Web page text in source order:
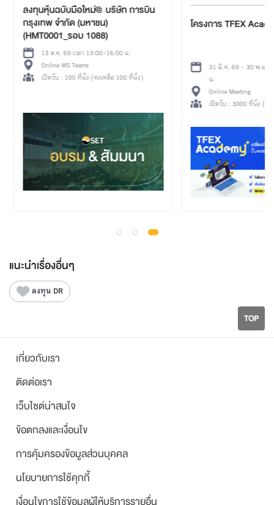
โครงการ TFEX
31 มี.ค. 69 - 30 พ.ย.
น.
Online Meeting
เปิดรับ : 3000 ที่นั่ง (ค
ลงทุนหุ้นฉบับมือใหม่@ บริษัท การบิน
กรุงเทพ จำกัด (มหาชน)
(HMT0001_รอบ 1088)
13 ส.ค. 69 เวลา 13:00-16:00 น.
Online MS Teams
เปิดรับ : 100 ที่นั่ง (คงเหลือ 100 ที่นั่ง)
แนะนำเรื่องอื่นๆ
ลงทุน DR
TOP
เกี่ยวกับเรา
ติดต่อเรา
เว็บไซต์น่าสนใจ
ข้อตกลงและเงื่อนไข
การคุ้มครองข้อมูลส่วนบุคคล
นโยบายการใช้คุกกี้
เงื่อนไขการใช้ข้อมูลผู้ให้บริการรายอื่น